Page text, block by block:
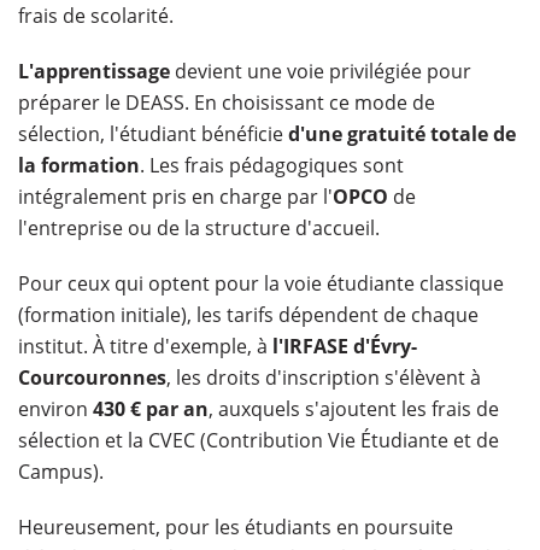
frais de scolarité.
L'apprentissage devient une voie privilégiée pour
préparer le DEASS. En choisissant ce mode de
sélection, l'étudiant bénéficied'une gratuité totale de
la formation. Les frais pédagogiques sont
intégralement pris en charge par l'OPCO de
l'entreprise ou de la structure d'accueil.
Pour ceux qui optent pour la voie étudiante classique
(formation initiale), les tarifs dépendent de chaque
institut. À titre d'exemple, à l'IRFASE d'Évry-
Courcouronnes, les droits d'inscription s'élèvent à
environ 430 € par an, auxquels s'ajoutent les frais de
sélection et la CVEC (Contribution Vie Étudiante et de
Campus).
Heureusement, pour les étudiants en poursuite